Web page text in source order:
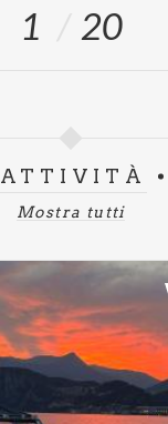
1 20
ATTIVITÀ
Mostra tutti